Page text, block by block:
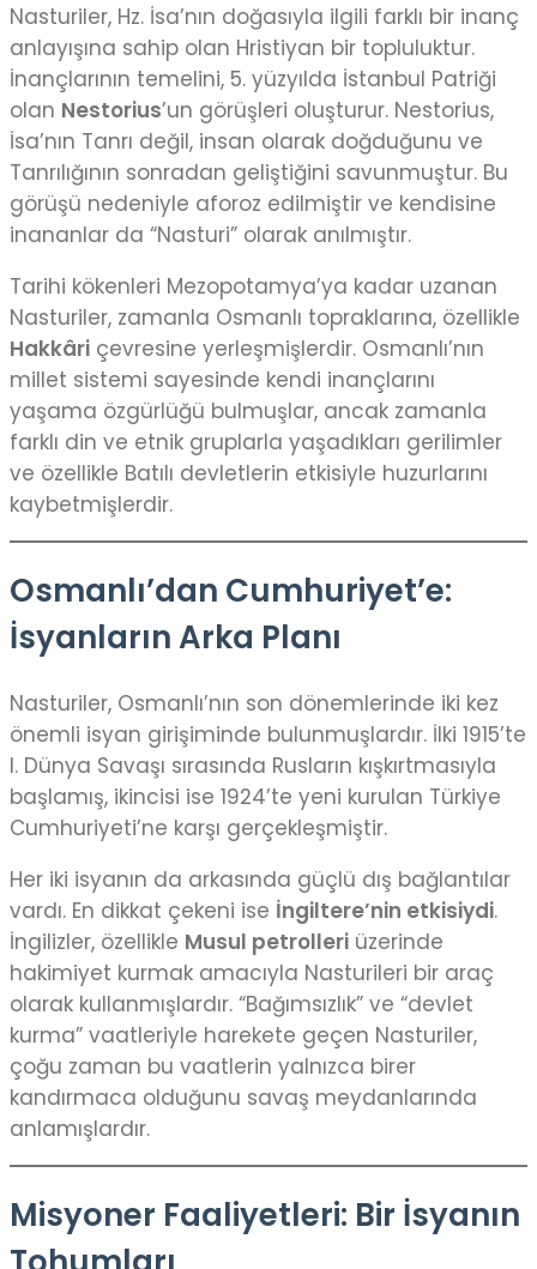
Nasturiler, Hz. İsa’nın doğasıyla ilgili farklı bir inanç
anlayışına sahip olan Hristiyan bir topluluktur.
İnançlarının temelini, 5. yüzyılda İstanbul Patriği
olan Nestorius’un görüşleri oluşturur. Nestorius,
İsa’nın Tanrı değil, insan olarak doğduğunu ve
Tanrılığının sonradan geliştiğini savunmuştur. Bu
görüşü nedeniyle aforoz edilmiştir ve kendisine
inananlar da “Nasturi” olarak anılmıştır.
Tarihi kökenleri Mezopotamya’ya kadar uzanan
Nasturiler, zamanla Osmanlı topraklarına, özellikle
Hakkâri çevresine yerleşmişlerdir. Osmanlı’nın
millet sistemi sayesinde kendi inançlarını
yaşama özgürlüğü bulmuşlar, ancak zamanla
farklı din ve etnik gruplarla yaşadıkları gerilimler
ve özellikle Batılı devletlerin etkisiyle huzurlarını
kaybetmişlerdir.
Osmanlı’dan Cumhuriyet’e:
İsyanların Arka Planı
Nasturiler, Osmanlı’nın son dönemlerinde iki kez
önemli isyan girişiminde bulunmuşlardır. İlki 1915’te
I. Dünya Savaşı sırasında Rusların kışkırtmasıyla
başlamış, ikincisi ise 1924’te yeni kurulan Türkiye
Cumhuriyeti’ne karşı gerçekleşmiştir.
Her iki isyanın da arkasında güçlü dış bağlantılar
vardı. En dikkat çekeni ise İngiltere’nin etkisiydi.
İngilizler, özellikle Musul petrolleri üzerinde
hakimiyet kurmak amacıyla Nasturileri bir araç
olarak kullanmışlardır. “Bağımsızlık” ve “devlet
kurma” vaatleriyle harekete geçen Nasturiler,
çoğu zaman bu vaatlerin yalnızca birer
kandırmaca olduğunu savaş meydanlarında
anlamışlardır.
Misyoner Faaliyetleri: Bir İsyanın